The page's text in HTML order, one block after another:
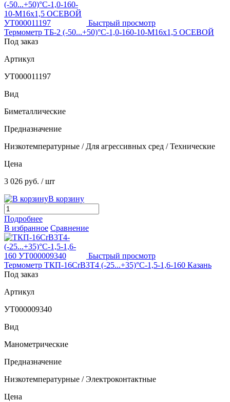
Быстрый просмотр
Термометр ТБ-2 (-50...+50)°С-1,0-160-10-М16х1,5 ОСЕВОЙ
Под заказ
Артикул
УТ000011197
Вид
Биметаллические
Предназначение
Низкотемпературные / Для агрессивных сред / Технические
Цена
3 026 руб. / шт
В корзину
Подробнее
В избранное Сравнение
Быстрый просмотр
Термометр ТКП-16СrВ3Т4 (-25...+35)°С-1,5-1,6-160 Казань
Под заказ
Артикул
УТ000009340
Вид
Манометрические
Предназначение
Низкотемпературные / Электроконтактные
Цена